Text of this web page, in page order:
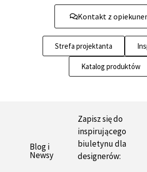
Kontakt z
Strefa projektanta
Katalog produktów
Blog i
Newsy
Zapisz się do
inspirującego
biuletynu dla
designerów: